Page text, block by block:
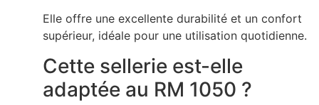
Elle offre une excellente durabilité et un confort
supérieur, idéale pour une utilisation quotidienne.
Cette sellerie est-elle
adaptée au RM 1050 ?